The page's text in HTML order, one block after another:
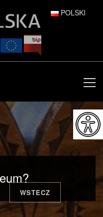
POLSKI
ENGLISH
ESPAÑOL
FRANÇAIS
ITALIANO
日本語
WSTECZ